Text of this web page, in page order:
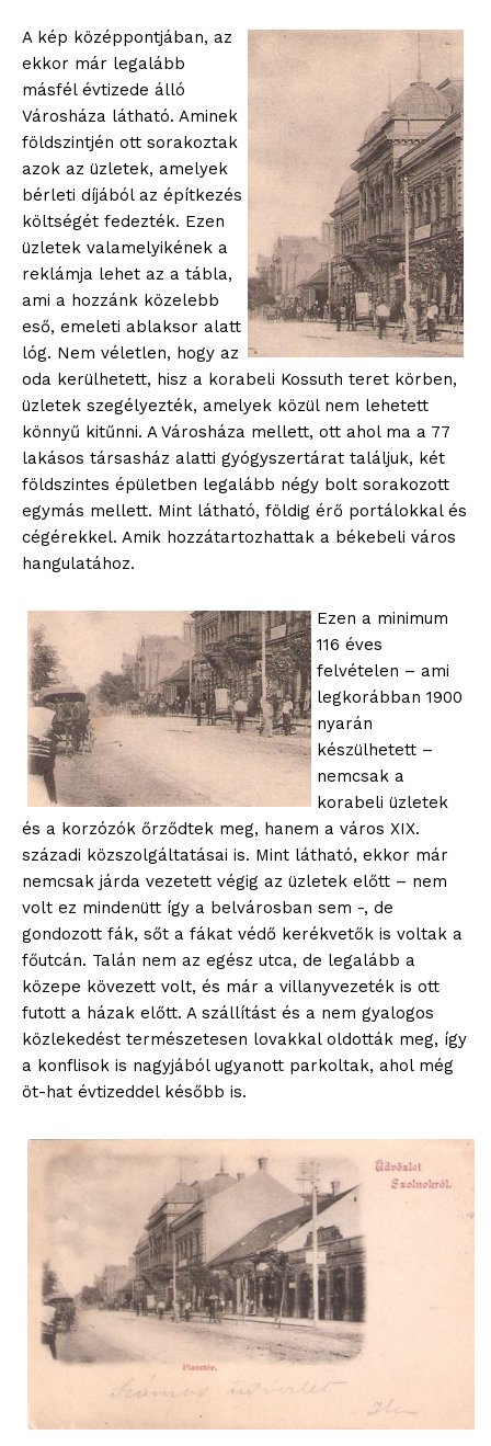
A kép középpontjában, az
ekkor már legalább
másfél évtizede álló
Városháza látható. Aminek
földszintjén ott sorakoztak
azok az üzletek, amelyek
bérleti díjából az építkezés
költségét fedezték. Ezen
üzletek valamelyikének a
reklámja lehet az a tábla,
ami a hozzánk közelebb
eső, emeleti ablaksor alatt
lóg. Nem véletlen, hogy az
oda kerülhetett, hisz a korabeli Kossuth teret körben,
üzletek szegélyezték, amelyek közül nem lehetett
könnyű kitűnni. A Városháza mellett, ott ahol ma a 77
lakásos társasház alatti gyógyszertárat találjuk, két
földszintes épületben legalább négy bolt sorakozott
egymás mellett. Mint látható, földig érő portálokkal és
cégérekkel. Amik hozzátartozhattak a békebeli város
hangulatához.
Ezen a minimum
116 éves
felvételen – ami
legkorábban 1900
nyarán
készülhetett –
nemcsak a
korabeli üzletek
és a korzózók őrződtek meg, hanem a város XIX.
századi közszolgáltatásai is. Mint látható, ekkor már
nemcsak járda vezetett végig az üzletek előtt – nem
volt ez mindenütt így a belvárosban sem -, de
gondozott fák, sőt a fákat védő kerékvetők is voltak a
főutcán. Talán nem az egész utca, de legalább a
közepe kövezett volt, és már a villanyvezeték is ott
futott a házak előtt. A szállítást és a nem gyalogos
közlekedést természetesen lovakkal oldották meg, így
a konflisok is nagyjából ugyanott parkoltak, ahol még
öt-hat évtizeddel később is.